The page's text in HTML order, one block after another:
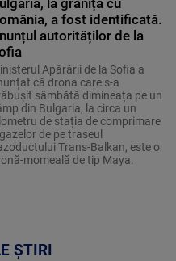
la granița cu
a fost identificată.
autorităților de la
Apărării de la Sofia a
că drona care s-a
sâmbătă dimineața pe un
din Bulgaria, la circa un
de stația de comprimare
de pe traseul
Trans-Balkan, este o
momeală de tip Maya.
ȘTIRI